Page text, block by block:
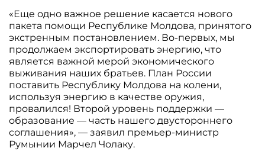
«Еще одно важное решение касается нового
пакета помощи Республике Молдова, принятого
экстренным постановлением. Во-первых, мы
продолжаем экспортировать энергию, что
является важной мерой экономического
выживания наших братьев. План России
поставить Республику Молдова на колени,
используя энергию в качестве оружия,
провалился! Второй уровень поддержки —
образование — часть нашего двустороннего
соглашения», — заявил премьер-министр
Румынии Марчел Чолаку.